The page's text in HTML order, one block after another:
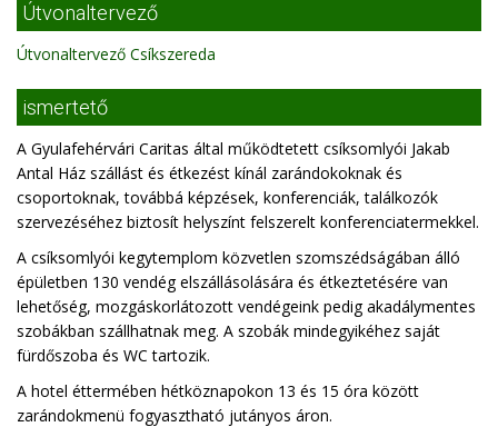
Útvonaltervező
Útvonaltervező Csíkszereda
ismertető
A Gyulafehérvári Caritas által működtetett csíksomlyói Jakab
Antal Ház szállást és étkezést kínál zarándokoknak és
csoportoknak, továbbá képzések, konferenciák, találkozók
szervezéséhez biztosít helyszínt felszerelt konferenciatermekkel.
A csíksomlyói kegytemplom közvetlen szomszédságában álló
épületben 130 vendég elszállásolására és étkeztetésére van
lehetőség, mozgáskorlátozott vendégeink pedig akadálymentes
szobákban szállhatnak meg. A szobák mindegyikéhez saját
fürdőszoba és WC tartozik.
A hotel éttermében hétköznapokon 13 és 15 óra között
zarándokmenü fogyasztható jutányos áron.